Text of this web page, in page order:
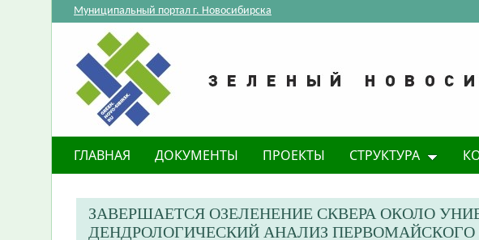
Муниципальный портал г. Новосибирска
ГЛАВНАЯ ДОКУМЕНТЫ ПРОЕКТЫ СТРУКТУРА
ЗАВЕРШАЕТСЯ ОЗЕЛЕНЕНИЕ СКВЕРА ОКОЛО
ДЕНДРОЛОГИЧЕСКИЙ АНАЛИЗ ПЕРВОМАЙСКОГО